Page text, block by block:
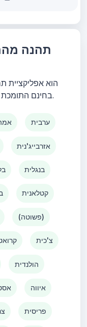
תהנה
בחינם התומכת בשירותי תרגום ב-130+ זוגות שפות.
ערבית
אזרבייג'נית
בנגלית
קטלאנית
(פשוטה)
צ'כית
הולנדית
איווה
פריסית